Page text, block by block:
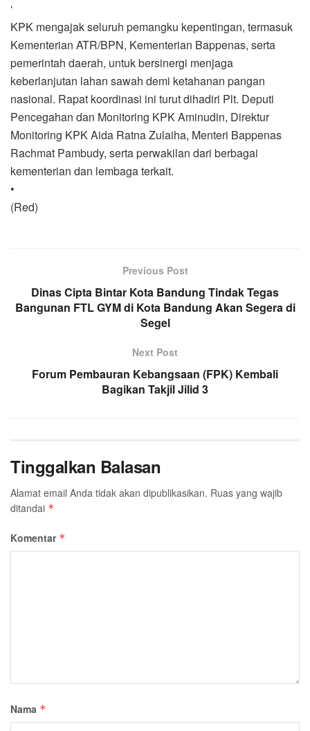
‘
KPK mengajak seluruh pemangku kepentingan, termasuk
Kementerian ATR/BPN, Kementerian Bappenas, serta
pemerintah daerah, untuk bersinergi menjaga
keberlanjutan lahan sawah demi ketahanan pangan
nasional. Rapat koordinasi ini turut dihadiri Plt. Deputi
Pencegahan dan Monitoring KPK Aminudin, Direktur
Monitoring KPK Aida Ratna Zulaiha, Menteri Bappenas
Rachmat Pambudy, serta perwakilan dari berbagai
kementerian dan lembaga terkait.
•
(Red)
Previous Post
Dinas Cipta Bintar Kota Bandung Tindak Tegas
Bangunan FTL GYM di Kota Bandung Akan Segera di
Segel
Next Post
Forum Pembauran Kebangsaan (FPK) Kembali
Bagikan Takjil Jilid 3
Tinggalkan Balasan
Alamat email Anda tidak akan dipublikasikan. Ruas yang wajib
ditandai *
Komentar *
Nama *